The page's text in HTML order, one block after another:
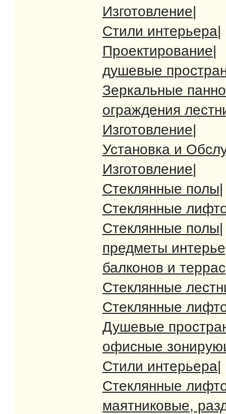
Изготовление|
Стили интерьера|
Проектирование|
душевые
Зеркальные панно
ограждения
Изготовление|
Установка и
Изготовление|
Стеклянные полы|
Стеклянные
Стеклянные полы|
предметы
балконов и террас
Стеклянные
Стеклянные
Душевые
офисные
Стили интерьера|
Стеклянные
маятниковые,